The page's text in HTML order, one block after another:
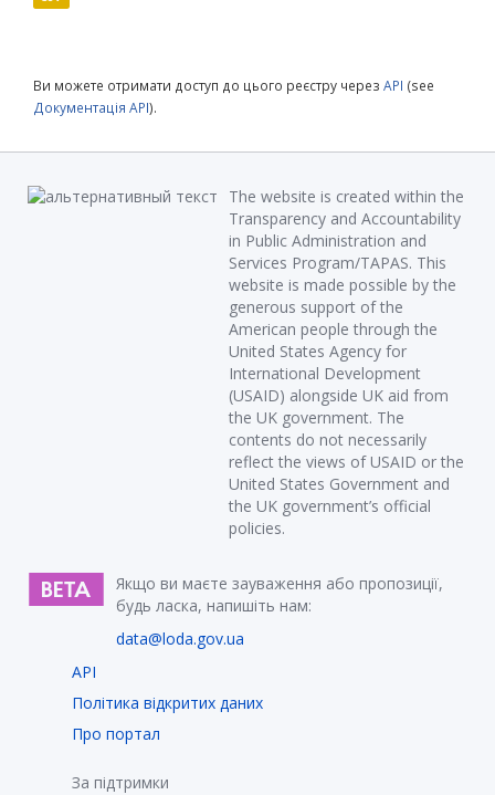
Ви можете отримати доступ до цього реєстру через API (see
Документація API).
The website is created within the
Transparency and Accountability
in Public Administration and
Services Program/TAPAS. This
website is made possible by the
generous support of the
American people through the
United States Agency for
International Development
(USAID) alongside UK aid from
the UK government. The
contents do not necessarily
reflect the views of USAID or the
United States Government and
the UK government’s official
policies.
Якщо ви маєте зауваження або пропозиції,
будь ласка, напишіть нам:
data@loda.gov.ua
API
Політика відкритих даних
Про портал
За підтримки